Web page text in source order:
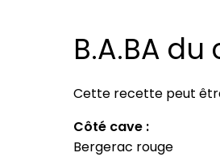
B.A.BA du
Cette recette peut
Côté cave :
Bergerac rouge